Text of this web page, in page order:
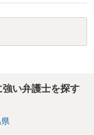
も確認する必要が
弁護士にご相談さ
い弁護士を探す